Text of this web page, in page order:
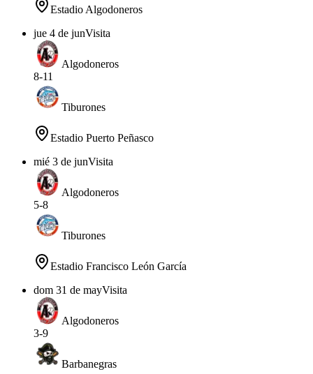
Estadio Algodoneros
jue 4 de junVisita
Algodoneros
8-11
Tiburones
Estadio Puerto Peñasco
mié 3 de junVisita
Algodoneros
5-8
Tiburones
Estadio Francisco León García
dom 31 de mayVisita
Algodoneros
3-9
Barbanegras